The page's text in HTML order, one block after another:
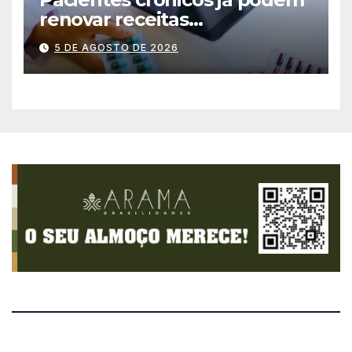
renovar receitas
automaticamente pelo
aplicativo da Prefeitura
5 DE AGOSTO DE 2026